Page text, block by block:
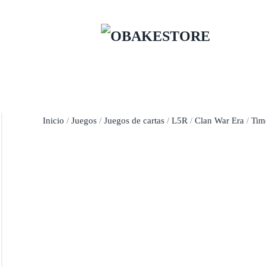
Skip to main content
Inicio / Juegos / Juegos de cartas / L5R / Clan War Era /